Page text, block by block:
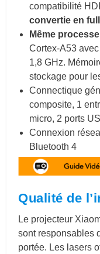
compatibilité
convertie en
Même
Cortex-A53
1,8 GHz.
stockage pour
Connectique
composite, 1
micro, 2 ports
Connexion
Bluetooth 4
Qualité de
Le projecteur
sont responsables
portée. Les lasers